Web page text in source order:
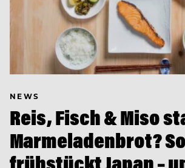
NEWS
Reis, Fisch & Miso
Marmeladenbrot? So